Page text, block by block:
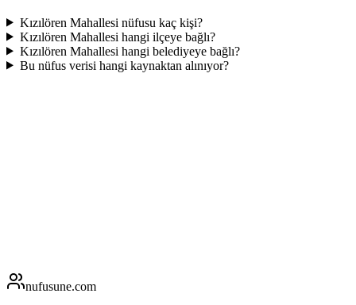
Kızılören Mahallesi nüfusu kaç kişi?
Kızılören Mahallesi hangi ilçeye bağlı?
Kızılören Mahallesi hangi belediyeye bağlı?
Bu nüfus verisi hangi kaynaktan alınıyor?
nufusune.com